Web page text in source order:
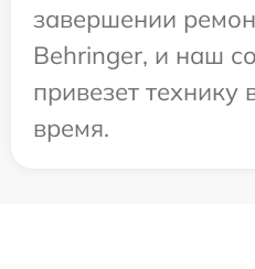
завершении
Behringer, и наш
привезет технику
время.